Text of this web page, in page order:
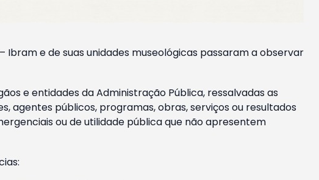
Ibram e de suas unidades museológicas passaram a observar
e entidades da Administração Pública, ressalvadas as
agentes públicos, programas, obras, serviços ou resultados
ou de utilidade pública que não apresentem